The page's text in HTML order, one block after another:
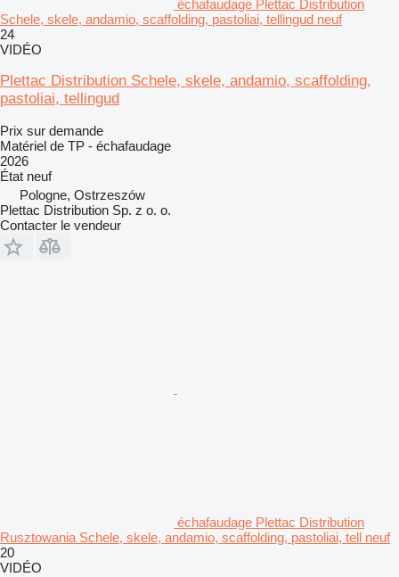
échafaudage Plettac Distribution
Schele, skele, andamio, scaffolding, pastoliai, tellingud neuf
24
VIDÉO
Plettac Distribution Schele, skele, andamio, scaffolding,
pastoliai, tellingud
Prix sur demande
Matériel de TP - échafaudage
2026
État neuf
Pologne, Ostrzeszów
Plettac Distribution Sp. z o. o.
Contacter le vendeur
échafaudage Plettac Distribution
Rusztowania Schele, skele, andamio, scaffolding, pastoliai, tell neuf
20
VIDÉO